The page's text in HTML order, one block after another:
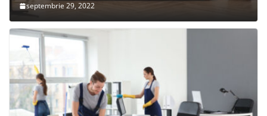
septembrie 29, 2022